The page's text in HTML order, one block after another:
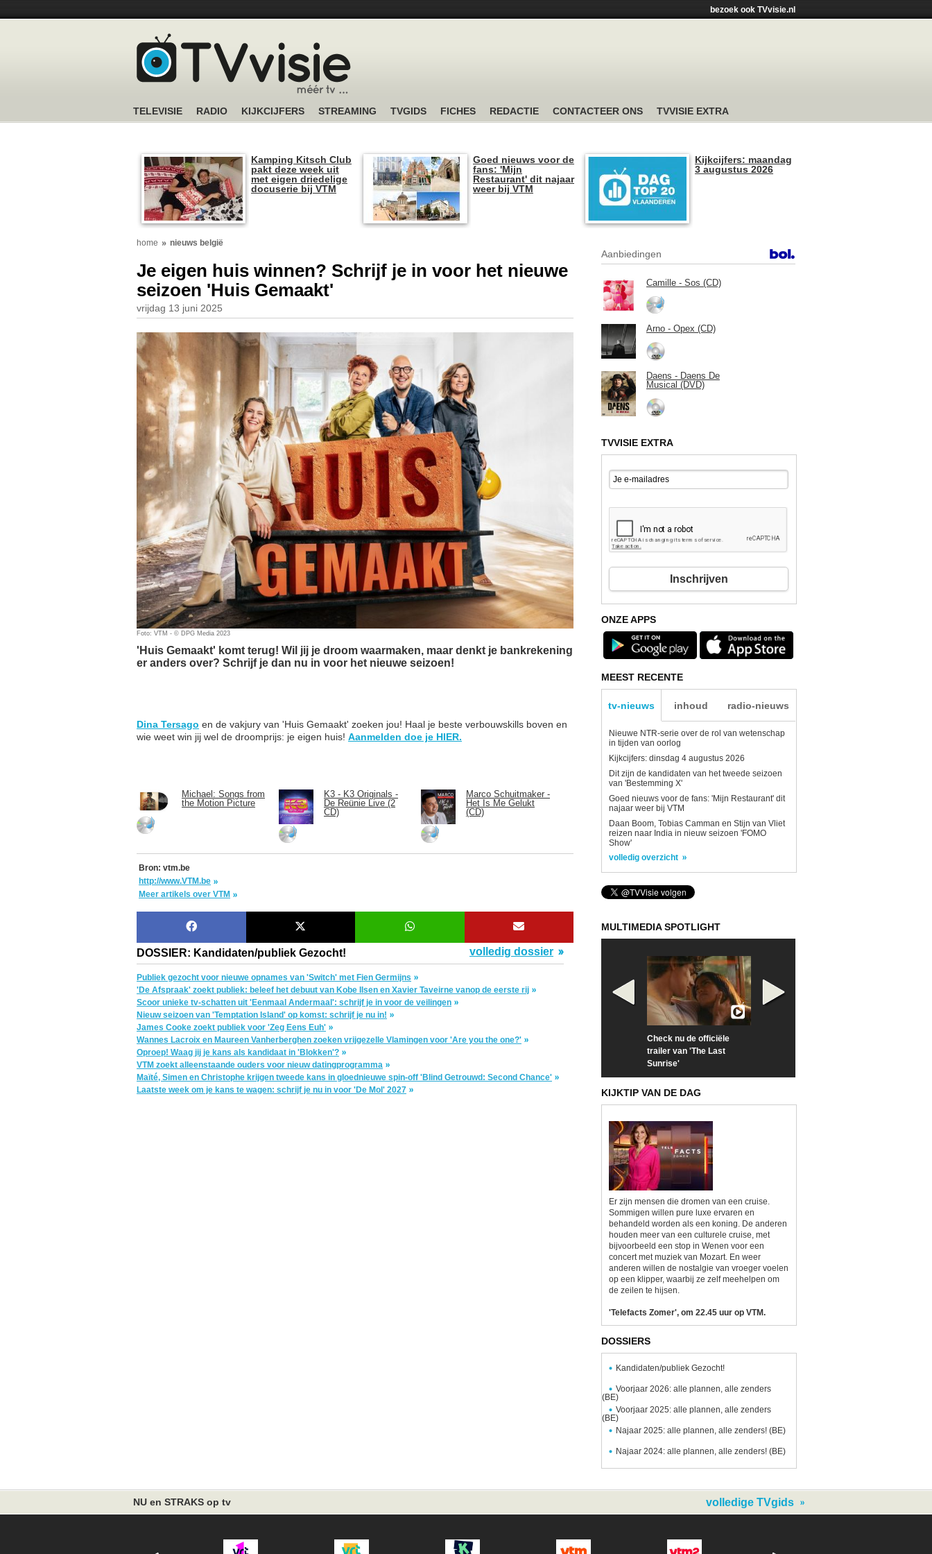
bezoek ook TVvisie.nl
TELEVISIE RADIO KIJKCIJFERS STREAMING TVGIDS FICHES REDACTIE CONTACTEER ONS TVVISIE EXTRA
Kamping Kitsch Club
pakt deze week uit
met eigen driedelige
docuserie bij VTM
Goed nieuws voor de
fans: 'Mijn
Restaurant' dit najaar
weer bij VTM
Kijkcijfers: maandag
3 augustus 2026
home nieuws belgië
Je eigen huis winnen? Schrijf je in voor het nieuwe
seizoen 'Huis Gemaakt'
vrijdag 13 juni 2025
Foto: VTM - © DPG Media 2023
'Huis Gemaakt' komt terug! Wil jij je droom waarmaken, maar denkt je bankrekening
er anders over? Schrijf je dan nu in voor het nieuwe seizoen!
Dina Tersago en de vakjury van 'Huis Gemaakt' zoeken jou! Haal je beste verbouwskills boven en
wie weet win jij wel de droomprijs: je eigen huis! Aanmelden doe je HIER.
Michael: Songs from
the Motion Picture
K3 - K3 Originals -
De Reünie Live (2
CD)
Marco Schuitmaker -
Het Is Me Gelukt
(CD)
Bron: vtm.be
http://www.VTM.be
Meer artikels over VTM
DOSSIER: Kandidaten/publiek Gezocht! volledig dossier
Publiek gezocht voor nieuwe opnames van 'Switch' met Fien Germijns
'De Afspraak' zoekt publiek: beleef het debuut van Kobe Ilsen en Xavier Taveirne vanop de eerste rij
Scoor unieke tv-schatten uit 'Eenmaal Andermaal': schrijf je in voor de veilingen
Nieuw seizoen van 'Temptation Island' op komst: schrijf je nu in!
James Cooke zoekt publiek voor 'Zeg Eens Euh'
Wannes Lacroix en Maureen Vanherberghen zoeken vrijgezelle Vlamingen voor 'Are you the one?'
Oproep! Waag jij je kans als kandidaat in 'Blokken'?
VTM zoekt alleenstaande ouders voor nieuw datingprogramma
Maïté, Simen en Christophe krijgen tweede kans in gloednieuwe spin-off 'Blind Getrouwd: Second Chance'
Laatste week om je kans te wagen: schrijf je nu in voor 'De Mol' 2027
Aanbiedingen
Camille - Sos (CD)
Arno - Opex (CD)
Daens - Daens De
Musical (DVD)
TVVISIE EXTRA
Inschrijven
ONZE APPS
MEEST RECENTE
tv-nieuws inhoud radio-nieuws
Nieuwe NTR-serie over de rol van wetenschap
in tijden van oorlog
Kijkcijfers: dinsdag 4 augustus 2026
Dit zijn de kandidaten van het tweede seizoen
van 'Bestemming X'
Goed nieuws voor de fans: 'Mijn Restaurant' dit
najaar weer bij VTM
Daan Boom, Tobias Camman en Stijn van Vliet
reizen naar India in nieuw seizoen 'FOMO
Show'
volledig overzicht
MULTIMEDIA SPOTLIGHT
Check nu de officiële
trailer van 'The Last
Sunrise'
KIJKTIP VAN DE DAG
Er zijn mensen die dromen van een cruise.
Sommigen willen pure luxe ervaren en
behandeld worden als een koning. De anderen
houden meer van een culturele cruise, met
bijvoorbeeld een stop in Wenen voor een
concert met muziek van Mozart. En weer
anderen willen de nostalgie van vroeger voelen
op een klipper, waarbij ze zelf meehelpen om
de zeilen te hijsen.
'Telefacts Zomer', om 22.45 uur op VTM.
DOSSIERS
Kandidaten/publiek Gezocht!
Voorjaar 2026: alle plannen, alle zenders
(BE)
Voorjaar 2025: alle plannen, alle zenders
(BE)
Najaar 2025: alle plannen, alle zenders! (BE)
Najaar 2024: alle plannen, alle zenders! (BE)
NU en STRAKS op tv volledige TVgids